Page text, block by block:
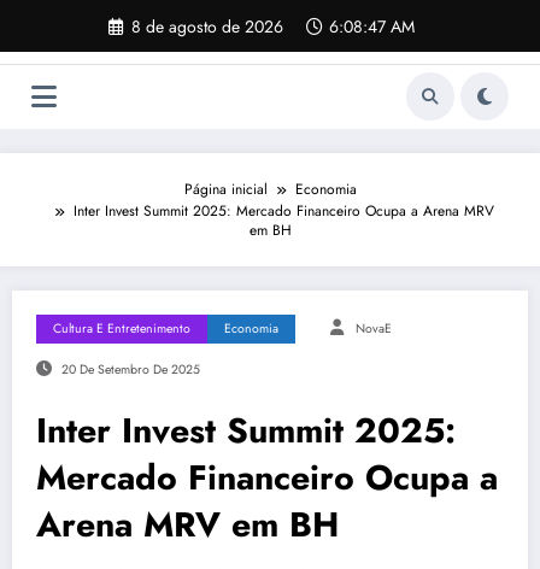
o
8 de agosto de 2026 6:08:48 AM
Página inicial
Economia
Inter Invest Summit 2025: Mercado Financeiro Ocupa a Arena MRV
em BH
Cultura E Entretenimento Economia NovaE
20 De Setembro De 2025
Inter Invest Summit 2025:
Mercado Financeiro Ocupa a
Arena MRV em BH